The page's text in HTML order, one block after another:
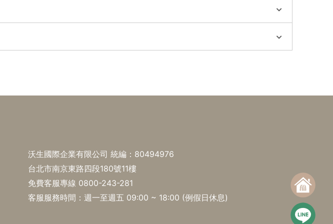
沃生國際企業有限公司 統編：80494976
台北市南京東路四段180號11樓
免費客服專線 0800-243-281
客服服務時間：週一至週五 09:00 ~ 18:00 (例假日休息)